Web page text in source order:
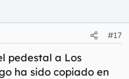
#17
pedestal a Los
ha sido copiado en